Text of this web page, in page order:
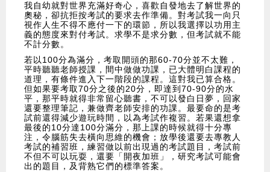
我自幼就對世界充滿好奇心，喜歡自發地去了解世界的
奧秘，卻抗拒按考試的要求去作準備。對考試我一向只
視作人生不得不應付一下的環節，所以我選擇以功用主
義的態度來對付考試。求學不是求分數，但考試就不能
不計分數。
若以100分為滿分，考取開頭的那60-70分並不太難，
平時聽聽老師授課，間中做做功課，已大體明白課程的
道理，有條件進入下一階段的課程。這對我已算合格。
但如果要考取70分之後的20分，即達到70-90分的水
平，那平時就得非常留心聽書，不可以發白日夢，回家
還要整理筆記，兼做齊老師安排的功課。最要命的是考
試前還得減少遊玩時間，以為考試作複習。若果還想拿
最後的10分達100分滿分，那上課的時候就得十分專
注，令腦筋失去橫向思維的機會；放學後還要去專教人
考試的補習班，練習做以前出現過的考試題目，考試前
不但不可以玩耍，還要「開夜加班」，研究考試可能會
出的題目，及背熟它們的標準答案。